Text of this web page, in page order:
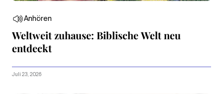
Anhören
Weltweit zuhause: Biblische Welt neu
entdeckt
Juli 23, 2026